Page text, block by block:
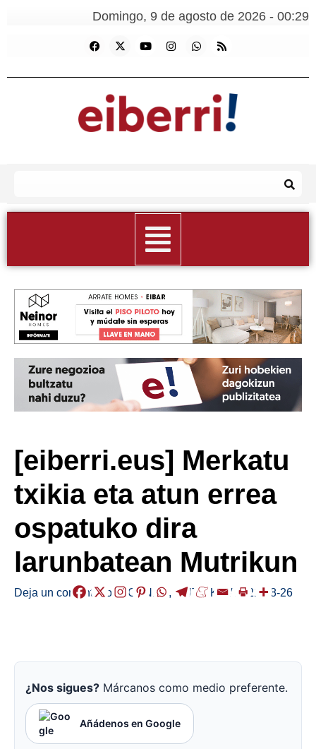
Domingo, 9 de agosto de 2026 - 00:29
[eiberri.eus] Merkatu
txikia eta atun errea
ospatuko dira
larunbatean Mutrikun
Deja un comentario /AGENDA , MUTRIKU/ 2021-08-26
¿Nos sigues? Márcanos como medio preferente.
Añádenos en Google